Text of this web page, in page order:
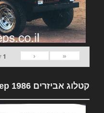
«
‹
1
קטלוג אביזרים Jeep 1986